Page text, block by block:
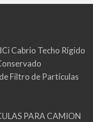
Cabrio Techo Rígido
Filtro de Partículas
PARA CAMION